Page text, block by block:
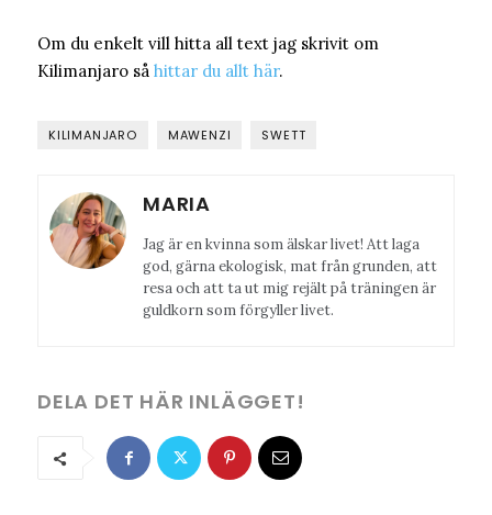
Om du enkelt vill hitta all text jag skrivit om
Kilimanjaro så hittar du allt här.
KILIMANJARO MAWENZI SWETT
MARIA
Jag är en kvinna som älskar livet! Att laga
god, gärna ekologisk, mat från grunden, att
resa och att ta ut mig rejält på träningen är
guldkorn som förgyller livet.
DELA DET HÄR INLÄGGET!